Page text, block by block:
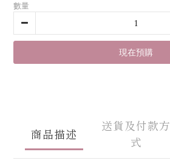
數量
現在預購
商品描述
送貨及付款方
式